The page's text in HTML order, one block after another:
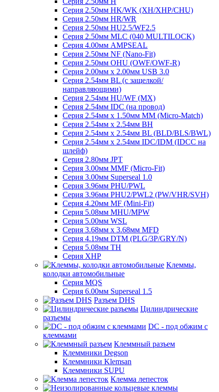
Серия 2.50мм HK/WK (XH/XHP/CHU)
Серия 2.50мм HR/WR
Серия 2.50мм HU2.5/WF2.5
Серия 2.50мм MLC (040 MULTILOCK)
Серия 4.00мм AMPSEAL
Серия 2.50мм NF (Nano-Fit)
Серия 2.50мм OHU (OWF/OWF-R)
Серия 2.00мм x 2.00мм USB 3.0
Серия 2.54мм BL (с защелкой/
направляющими)
Серия 2.54мм HU/WF (MX)
Серия 2.54мм IDC (на провод)
Серия 2.54мм х 1.50мм MM (Micro-Match)
Серия 2.54мм х 2.54мм BH
Серия 2.54мм х 2.54мм BL (BLD/BLS/BWL)
Серия 2.54мм х 2.54мм IDC/IDM (IDCC на
шлейф)
Серия 2.80мм JPT
Серия 3.00мм MMF (Micro-Fit)
Серия 3.00мм Superseal 1.0
Серия 3.96мм PHU/PWL
Серия 3.96мм PHU2/PWL2 (PW/VHR/SVH)
Серия 4.20мм MF (Mini-Fit)
Серия 5.08мм MHU/MPW
Серия 5.00мм WSL
Серия 3.68мм х 3.68мм MFD
Серия 4.19мм DTM (PLG/3P/GRY/N)
Серия 5.08мм TH
Серия XHP
Клеммы,
колодки автомобильные
Серия MQS
Серия 6.00мм Superseal 1.5
Разъем DHS
Цилиндрические
разъемы
DC - под обжим с
клеммами
Клеммный разъем
Клеммники Degson
Клеммники Klemsan
Клеммники SUPU
Клемма лепесток